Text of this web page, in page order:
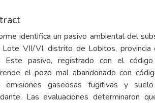
identifica un pasivo ambiental del
VII/VI, distrito de Lobitos, provincia
Este pasivo, registrado con el
el pozo mal abandonado con
emisiones gaseosas fugitivas y
Las evaluaciones determinaron